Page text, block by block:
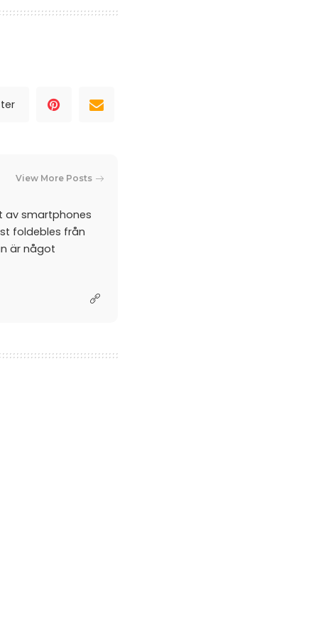
View More Posts
av smartphones
foldebles från
är något